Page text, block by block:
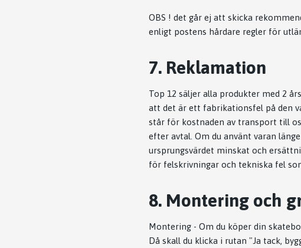
OBS ! det går ej att skicka
enligt postens hårdare regler för
7. Reklamation
Top 12 säljer alla produkter med 2
att det är ett fabrikationsfel på den
står för kostnaden av transport till
efter avtal. Om du använt varan
ursprungsvärdet minskat och
för felskrivningar och tekniska fel
8. Montering och
Montering - Om du köper din
Då skall du klicka i rutan "Ja tack,